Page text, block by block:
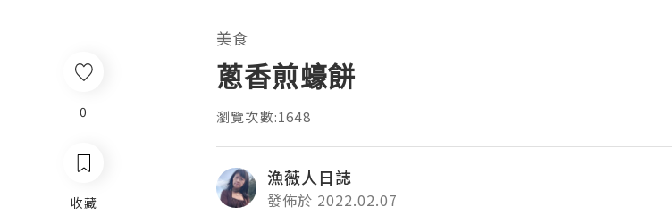
美食
蔥香煎蠔餅
瀏覽次數:1648
漁薇人日誌
發佈於 2022.02.07
0
收藏